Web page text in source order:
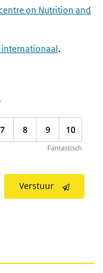
on Nutrition and
internationaal.
7 8 9 10
Fantastisch
Verstuur